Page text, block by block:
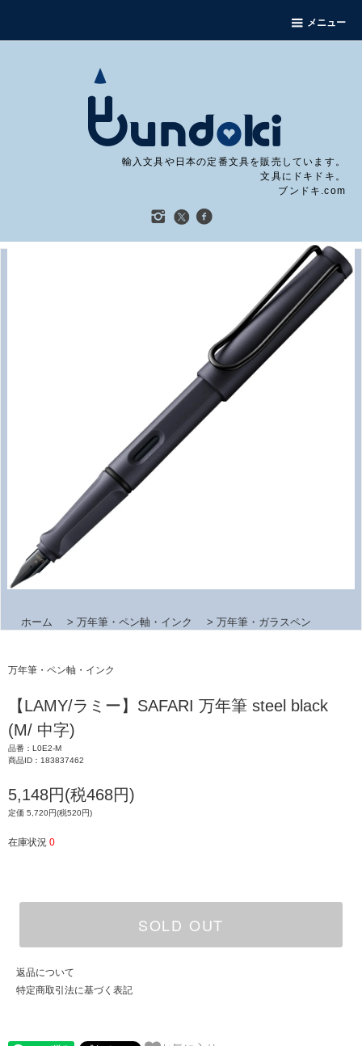
メニュー
輸入文具や日本の定番文具を販売しています。
文具にドキドキ。
ブンドキ.com
ホーム > 万年筆・ペン軸・インク > 万年筆・ガラスペン
万年筆・ペン軸・インク
【LAMY/ラミー】SAFARI 万年筆 steel black
(M/ 中字)
品番：L0E2-M
商品ID：183837462
5,148円(税468円)
定価 5,720円(税520円)
在庫状況 0
SOLD OUT
返品について
特定商取引法に基づく表記